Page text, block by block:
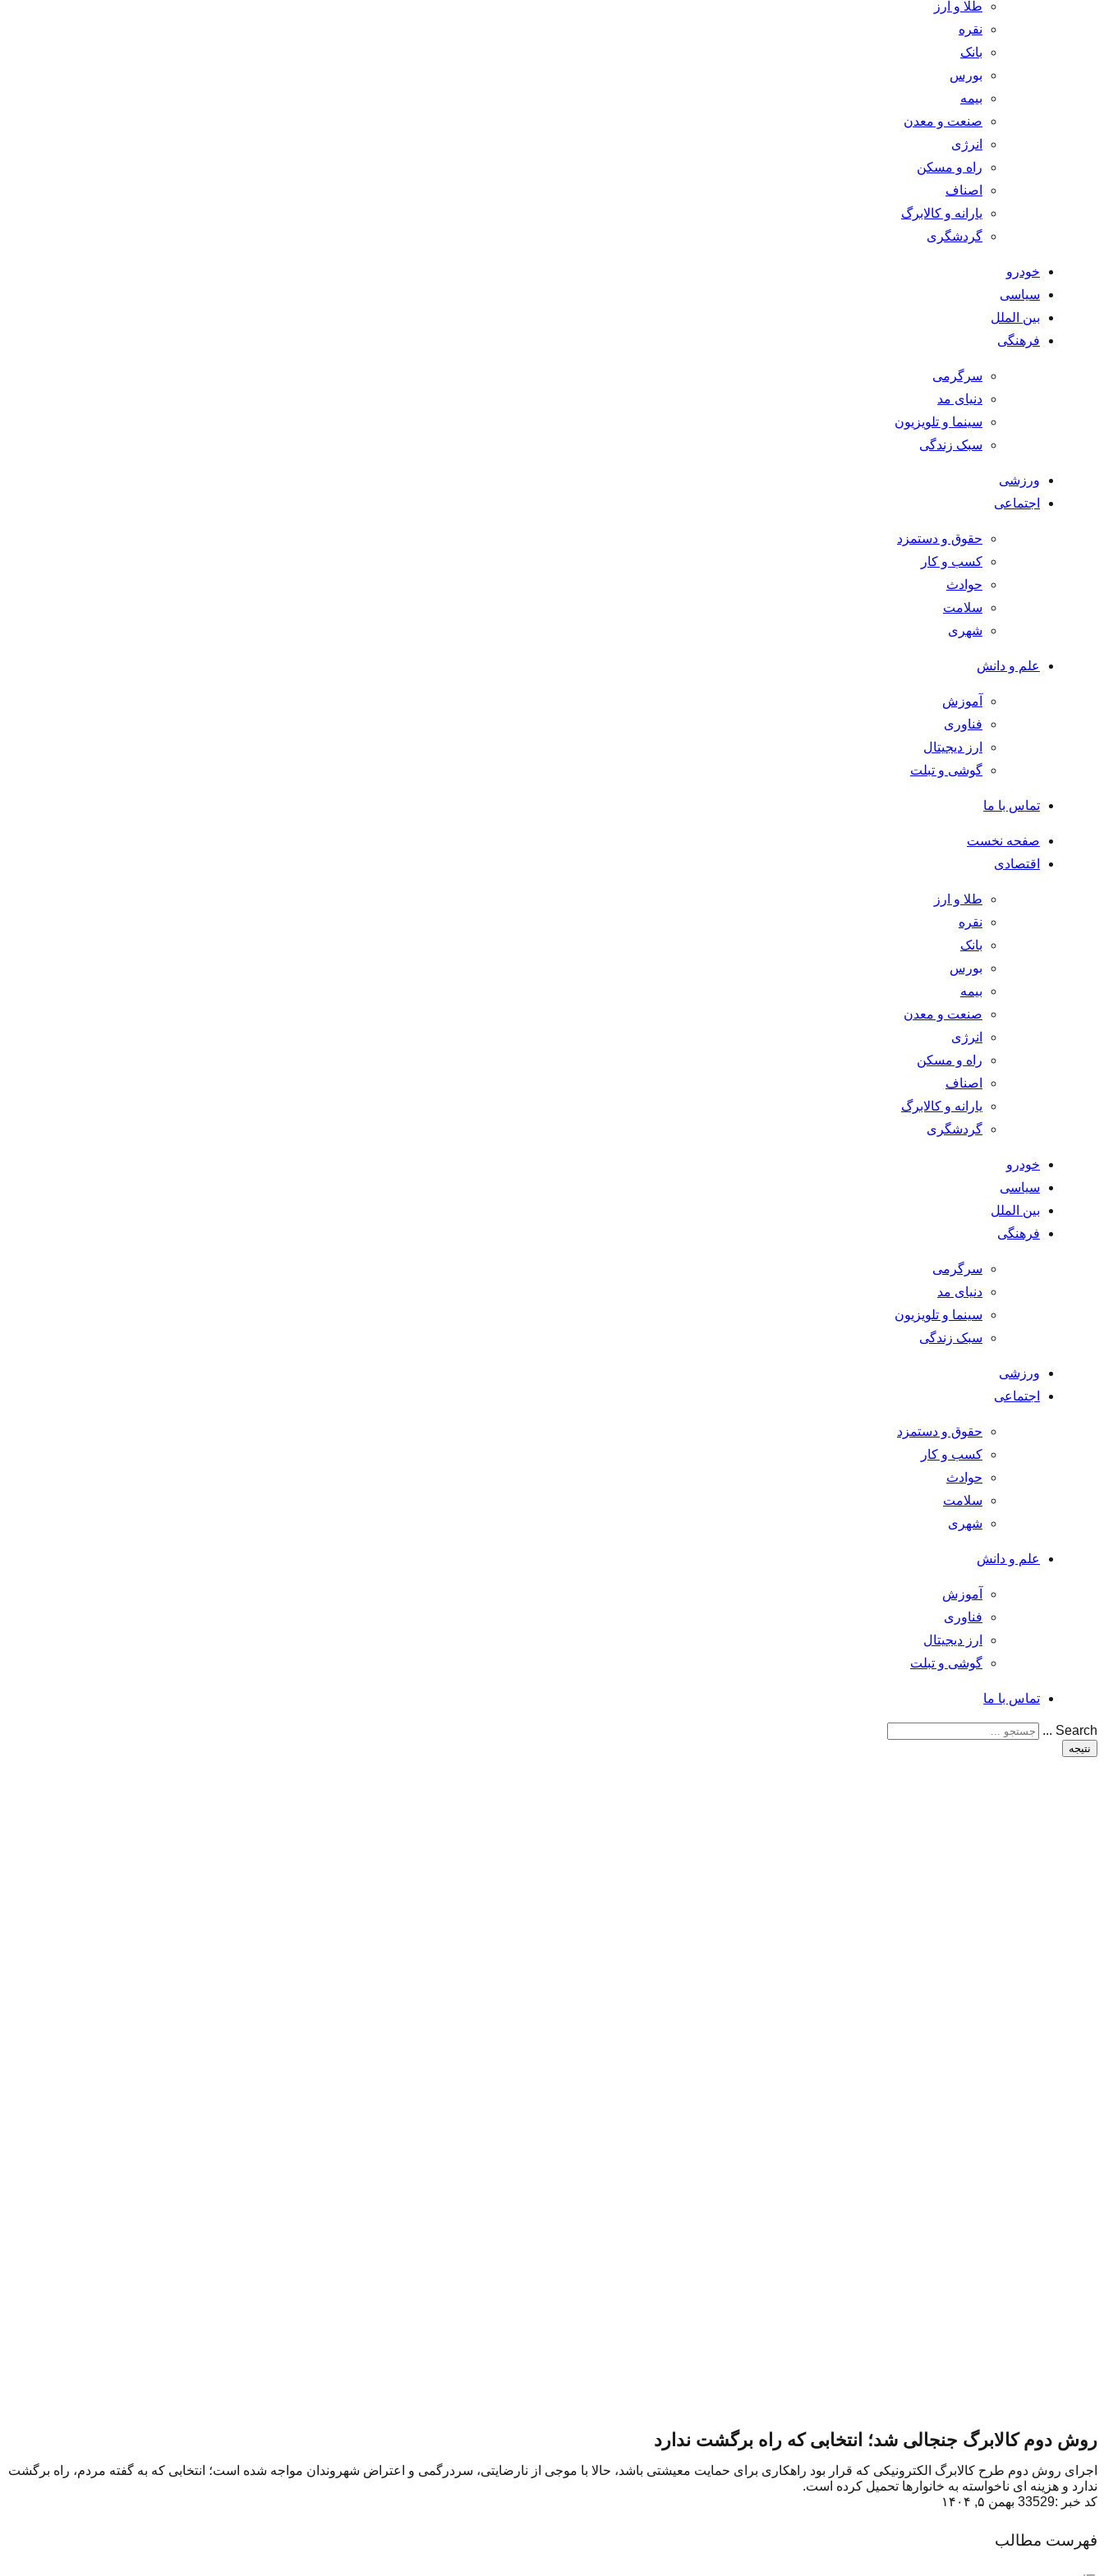
طلا و ارز
نقره
بانک
بورس
بیمه
صنعت و معدن
انرژی
راه و مسکن
اصناف
یارانه و کالابرگ
گردشگری
خودرو
سیاسی
بین الملل
فرهنگی
سرگرمی
دنیای مد
سینما و تلویزیون
سبک زندگی
ورزشی
اجتماعی
حقوق و دستمزد
کسب و کار
حوادث
سلامت
شهری
علم و دانش
آموزش
فناوری
ارز دیجیتال
گوشی و تبلت
تماس با ما
صفحه نخست
اقتصادی
طلا و ارز
نقره
بانک
بورس
بیمه
صنعت و معدن
انرژی
راه و مسکن
اصناف
یارانه و کالابرگ
گردشگری
خودرو
سیاسی
بین الملل
فرهنگی
سرگرمی
دنیای مد
سینما و تلویزیون
سبک زندگی
ورزشی
اجتماعی
حقوق و دستمزد
کسب و کار
حوادث
سلامت
شهری
علم و دانش
آموزش
فناوری
ارز دیجیتال
گوشی و تبلت
تماس با ما
Search ...
نتیجه
روش دوم کالابرگ جنجالی شد؛ انتخابی که راه برگشت ندارد
اجرای روش دوم طرح کالابرگ الکترونیکی که قرار بود راهکاری برای حمایت معیشتی باشد، حالا با موجی از نارضایتی، سردرگمی و اعتراض شهروندان مواجه شده است؛ انتخابی که به گفته مردم، راه برگشت
ندارد و هزینه ای ناخواسته به خانوارها تحمیل کرده است.
کد خبر :33529
بهمن ۵, ۱۴۰۴
فهرست مطالب